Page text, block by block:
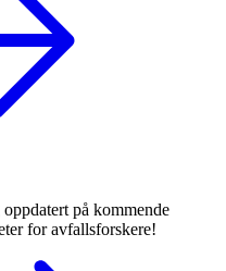
på kommende
for avfallsforskere!